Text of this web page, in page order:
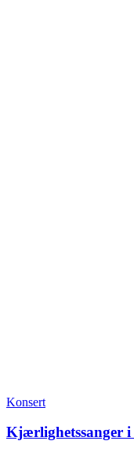
Konsert
Kjærlighetssanger